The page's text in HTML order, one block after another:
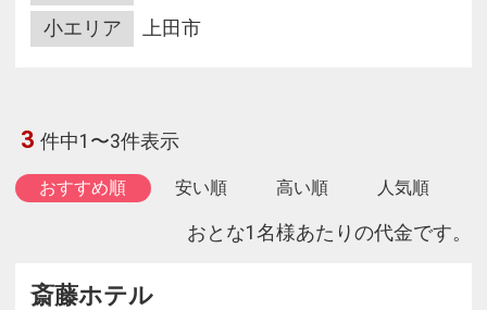
小エリア
上田市
3 件中1〜3件表示
おすすめ順 安い順 高い順 人気順
おとな1名様あたりの代金です。
斎藤ホテル